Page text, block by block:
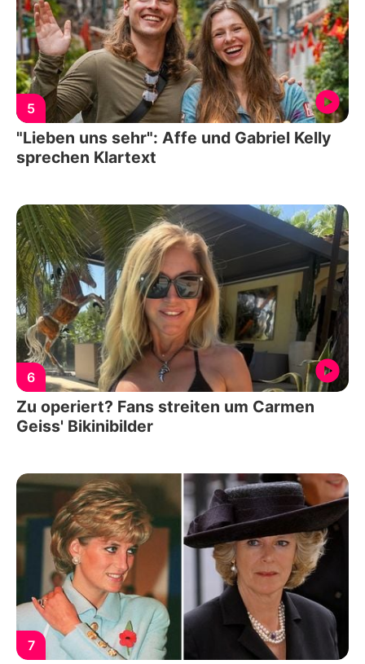
5
"Lieben uns sehr": Affe und Gabriel Kelly
sprechen Klartext
6
Zu operiert? Fans streiten um Carmen
Geiss' Bikinibilder
7